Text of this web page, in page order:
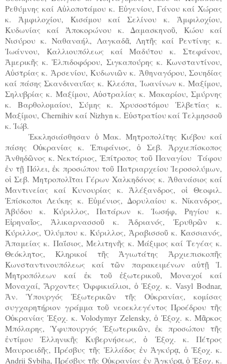
Ρεθύμνης καί Αὐλοποτάμου κ. Εὐγενίου, Γάνου καί Χώρας
κ. Ἀμφιλοχίου, Κισάμου καί Σελίνου κ. Ἀμφιλοχίου,
Κυδωνίας καί Ἀποκορώνου κ. Δαμασκηνοῦ, Κώου καί
Νισύρου κ. Ναθαναήλ, Λαγκαδᾶ, Λητῆς καί Ρεντίνης κ.
Ἰωάννου, Καλλιουπόλεως καί Μαδύτου κ. Στεφάνου,
Ἀμερικῆς κ. Ἐλπιδοφόρου, Σιγκαπούρης κ. Κωνσταντίνου,
Αὐστρίας κ. Ἀρσενίου, Κυδωνιῶν κ. Ἀθηναγόρου, Σουηδίας
καί πάσης Σκανδιναυΐας κ. Κλεόπα, Ἰωανίνων κ. Μαξίμου,
Σηλυβρίας κ. Μαξίμου, Αὐστραλίας κ. Μακαρίου, Σμύρνης
κ. Βαρθολομαίου, Σύμης κ. Χρυσοστόμου Ἑλβετίας κ.
Μαξίμου, Chernihiv καί Nizhyn κ. Εὐστρατίου καί Τελμησσοῦ
κ. Ἰώβ.
Ἐκκλησιάσθησαν ὁ Μακ. Μητροπολίτης Κιέβου καί
πάσης Οὐκρανίας κ. Ἐπιφάνιος, ὁ Σεβ. Ἀρχιεπίσκοπος
Ἀνθηδῶνος κ. Νεκτάριος, Ἐπίτροπος τοῦ Παναγίου Τάφου
ἐν τῇ Πόλει, ἐκ προσώπου τοῦ Πατριαρχείου Ἱεροσολύμων,
οἱ Σεβ. Μητροπολῖται Γέρων Χαλκηδόνος κ. Ἀθανάσιος καί
Μαντινείας καί Κυνουρίας κ. Ἀλέξανδρος, οἱ Θεοφιλ.
Ἐπίσκοποι Λεύκης κ. Εὐμένιος, Δορυλαίου κ. Νίκανδρος,
Ἀβύδου κ. Κύριλλος, Πατάρων κ. Ἰωσήφ, Ρηγίου κ.
Εἰρηναῖος, Ἁλικαρνασσοῦ κ. Ἀδριανός, Ἐρυθρῶν κ.
Κύριλλος, Ὀλύμπου κ. Κύριλλος, Ἀραβισσοῦ κ. Κασσιανός,
Ἀπαμείας κ. Παΐσιος, Μελιτηνῆς κ. Μάξιμος καί Τεγέας κ.
Θεόκλητος, Κληρικοί τῆς Ἁγιωτάτης Ἀρχιεπισκοπῆς
Κωνσταντινουπόλεως καί τῶν παρακειμένων αὐτῇ Ἱ.
Μητροπόλεων καί ἐκ τοῦ ἐξωτερικοῦ, Μοναχοί καί
Μοναχαί, Ἄρχοντες Ὀφφικιάλιοι, ὁ Ἐξοχ. κ. Vasyl Bodnar,
Ἀν. Ὑπουργός Ἐξωτερικῶν τῆς Οὐκρανίας, κομίσας
συγχαρητήριον γράμμα τοῦ νεοεκλεγέντος Προέδρου τῆς
Οὐκρανίας Ἐξοχ. κ. Volodymyr Ζelensky, ὁ Ἐξοχ. κ. Μᾶρκος
Μπόλαρης, Ὑφυπουργός Ἐξωτερικῶν, ἐκ προσώπου τῆς
ἐντίμου Ἑλληνικῆς Κυβερνήσεως, ὁ Ἐξοχ. κ. Πέτρος
Μαυροειδῆς, Πρέσβυς τῆς Ἑλλάδος ἐν Ἀγκύρᾳ, ὁ Ἐξοχ. κ.
Andrii Sybiha, Πρέσβυς τῆς Οὐκρανίας ἐν Ἀγκύρᾳ, ὁ Ἐξοχ. κ.